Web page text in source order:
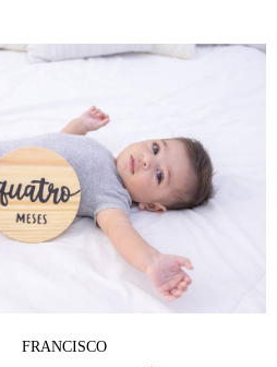
FRANCISCO